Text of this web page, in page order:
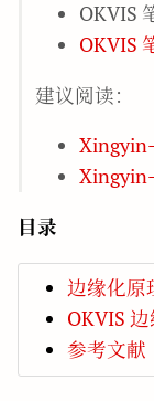
OKVIS
OKVIS
建议阅读：
目录
边缘化原
OKVIS
参考文献